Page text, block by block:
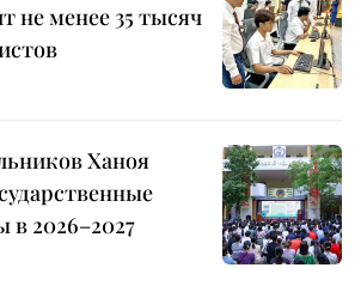
не менее 35 тысяч
Ханоя
2026–2027